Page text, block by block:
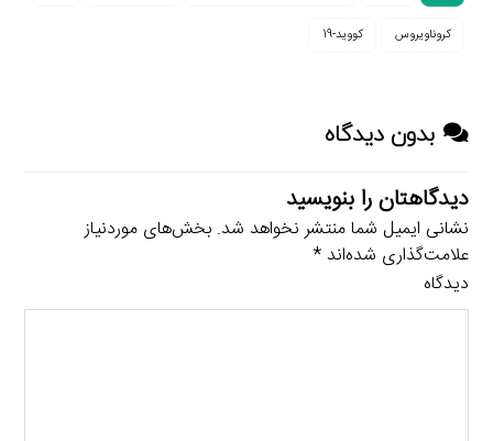
کروناویروس کووید-19
بدون دیدگاه
دیدگاهتان را بنویسید
نشانی ایمیل شما منتشر نخواهد شد. بخش‌های موردنیاز
علامت‌گذاری شده‌اند*
دیدگاه